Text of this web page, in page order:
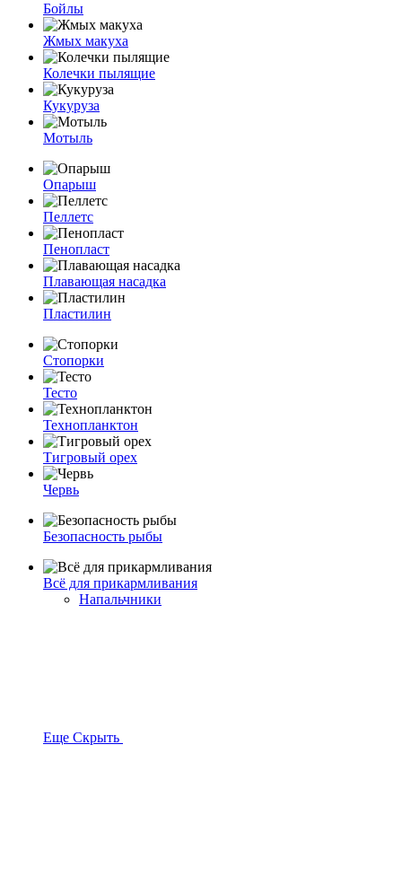
Бойлы
Жмых макуха
Колечки пылящие
Кукуруза
Мотыль
Опарыш
Пеллетс
Пенопласт
Плавающая насадка
Пластилин
Стопорки
Тесто
Технопланктон
Тигровый орех
Червь
Безопасность рыбы
Всё для прикармливания
Напальчники
Еще Скрыть